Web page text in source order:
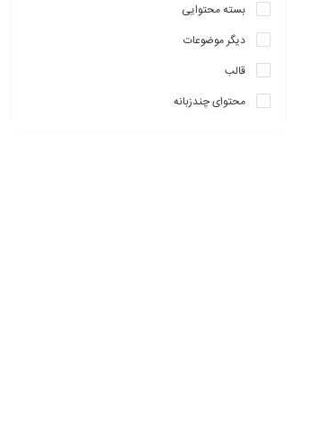
بسته محتوایی
دیگر موضوعات
قالب
محتوای چندزبانه